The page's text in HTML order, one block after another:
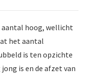
aantal hoog, wellicht
het aantal
is ten opzichte
is en de afzet van